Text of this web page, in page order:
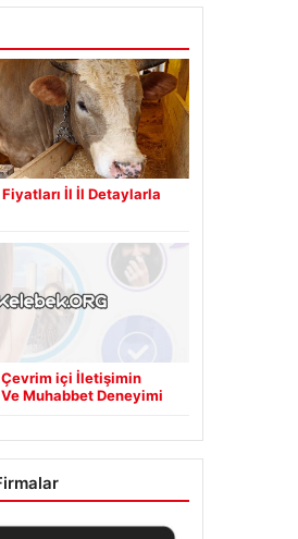
İl İl Detaylarla
Çevrim içi İletişimin
Muhabbet Deneyimi